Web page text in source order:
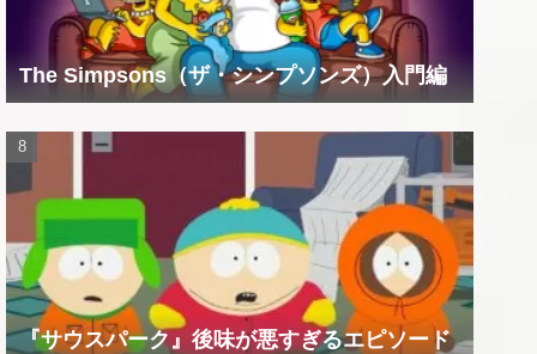
The Simpsons（ザ・シンプソンズ）入門編
『サウスパーク』後味が悪すぎるエピソード